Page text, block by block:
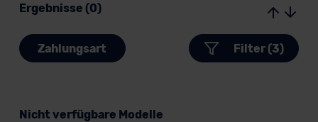
Ergebnisse (0)
Zahlungsart Filter (3)
Nicht verfügbare Modelle